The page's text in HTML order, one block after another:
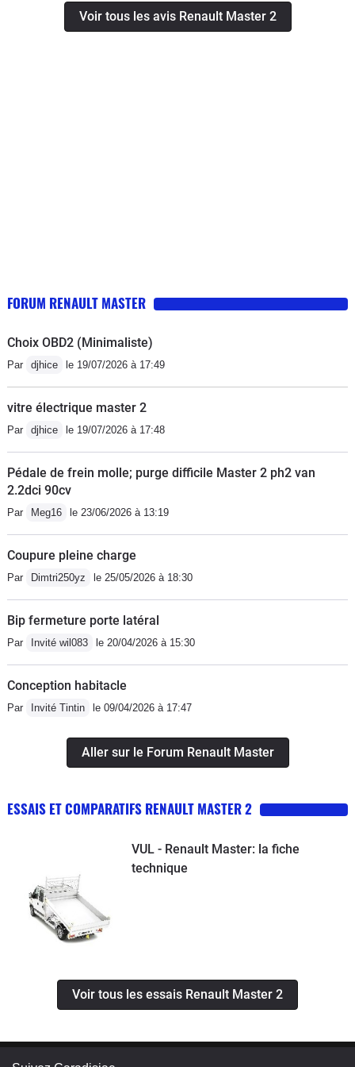
chaud il avait tendance à vibrer après un "nettoyage"
Voir tous les avis Renault Master 2
FORUM RENAULT MASTER
Choix OBD2 (Minimaliste)
Par djhice le 19/07/2026 à 17:49
vitre électrique master 2
Par djhice le 19/07/2026 à 17:48
Pédale de frein molle; purge difficile Master 2 ph2 van
2.2dci 90cv
Par Meg16 le 23/06/2026 à 13:19
Coupure pleine charge
Par Dimtri250yz le 25/05/2026 à 18:30
Bip fermeture porte latéral
Par Invité wil083 le 20/04/2026 à 15:30
Conception habitacle
Par Invité Tintin le 09/04/2026 à 17:47
Aller sur le Forum Renault Master
ESSAIS ET COMPARATIFS RENAULT MASTER 2
VUL - Renault Master: la fiche
technique
Voir tous les essais Renault Master 2